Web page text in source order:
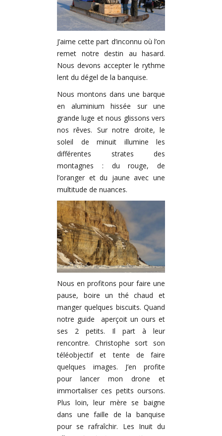
J’aime cette part d’inconnu où l’on
remet notre destin au hasard.
Nous devons accepter le rythme
lent du dégel de la banquise.
Nous montons dans une barque
en aluminium hissée sur une
grande luge et nous glissons vers
nos rêves. Sur notre droite, le
soleil de minuit illumine les
différentes strates des
montagnes : du rouge, de
l’oranger et du jaune avec une
multitude de nuances.
Nous en profitons pour faire une
pause, boire un thé chaud et
manger quelques biscuits. Quand
notre guide aperçoit un ours et
ses 2 petits. Il part à leur
rencontre. Christophe sort son
téléobjectif et tente de faire
quelques images. J’en profite
pour lancer mon drone et
immortaliser ces petits oursons.
Plus loin, leur mère se baigne
dans une faille de la banquise
pour se rafraîchir. Les Inuit du